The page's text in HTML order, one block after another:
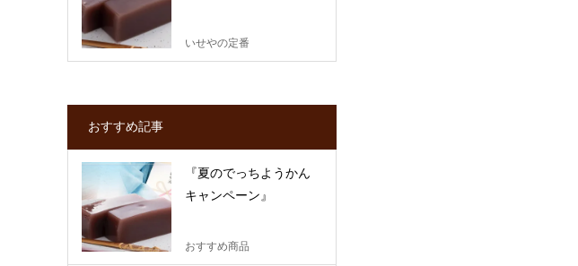
いせやの定番
おすすめ記事
『夏のでっちようかん
キャンペーン』
おすすめ商品